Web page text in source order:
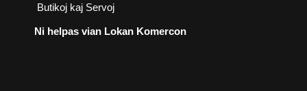
Butikoj kaj Servoj
Ni helpas vian Lokan Komercon